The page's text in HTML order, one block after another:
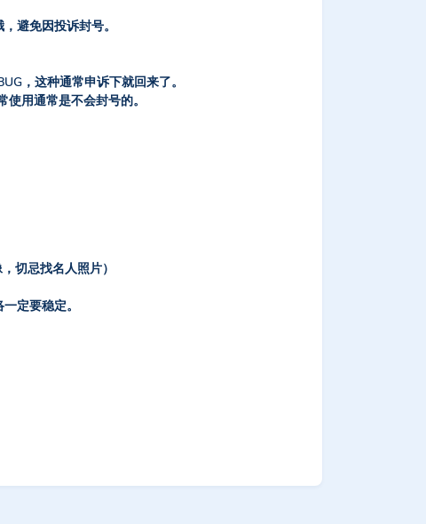
避免因投诉封号。
，这种通常申诉下就回来了。
用通常是不会封号的。
切忌找名人照片）
定要稳定。